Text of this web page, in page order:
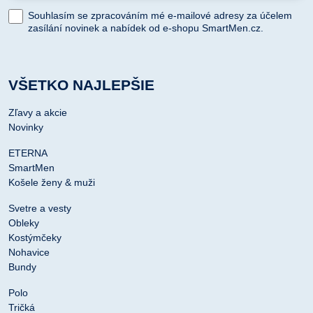
Souhlasím se zpracováním mé e-mailové adresy za účelem
zasílání novinek a nabídek od e-shopu SmartMen.cz.
VŠETKO NAJLEPŠIE
Zľavy a akcie
Novinky
ETERNA
SmartMen
Košele ženy & muži
Svetre a vesty
Obleky
Kostýmčeky
Nohavice
Bundy
Polo
Tričká